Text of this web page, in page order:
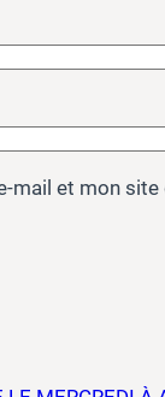
mail et mon